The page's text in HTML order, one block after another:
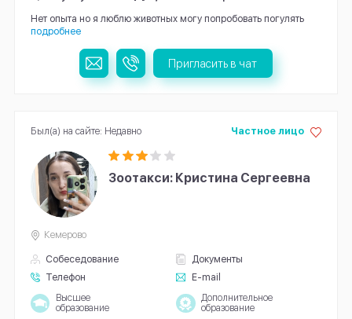
Нет опыта но я люблю животных могу попробовать погулять
подробнее
Пригласить в чат
Зоотакси: Кристина Сергеевна
Собеседование
Документы
Телефон
E-mail
Частное лицо
Кемерово
Высшее
образование
Дополнительное
образование
Был(а) на сайте: Недавно